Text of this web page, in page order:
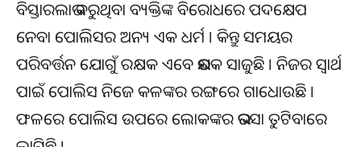
ବିସ୍ତାରଲାଭ କରୁଥିବା ବ୍ୟକ୍ତିଙ୍କ ବିରୋଧରେ ପଦକ୍ଷେପ
ନେବା ପୋଲିସର ଅନ୍ୟ ଏକ ଧର୍ମ । କିନ୍ତୁ ସମୟର
ପରିବର୍ତ୍ତନ ଯୋଗୁଁ ରକ୍ଷକ ଏବେ ଭକ୍ଷକ ସାଜୁଛି । ନିଜର ସ୍ୱାର୍ଥ
ପାଇଁ ପୋଲିସ ନିଜେ କଳଙ୍କର ରଙ୍ଗରେ ଗାଧୋଉଛି ।
ଫଳରେ ପୋଲିସ ଉପରେ ଲୋକଙ୍କର ଭରସା ତୁଟିବାରେ